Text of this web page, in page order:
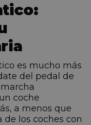
es mucho más
del pedal de
coche
a menos que
de los coches con